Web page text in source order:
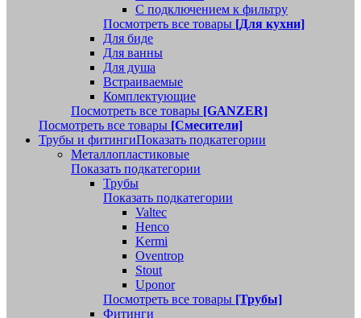
С подключением к фильтру
Посмотреть все товары [Для кухни]
Для биде
Для ванны
Для душа
Встраиваемые
Комплектующие
Посмотреть все товары [GANZER]
Посмотреть все товары [Смесители]
Трубы и фитингиПоказать подкатегории
Металлопластиковые
Показать подкатегории
Трубы
Показать подкатегории
Valtec
Henco
Kermi
Oventrop
Stout
Uponor
Посмотреть все товары [Трубы]
Фитинги